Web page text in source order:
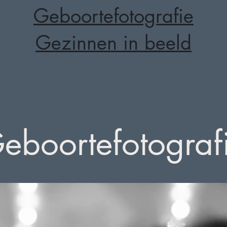
Geboortefotografie
Gezinnen in beeld